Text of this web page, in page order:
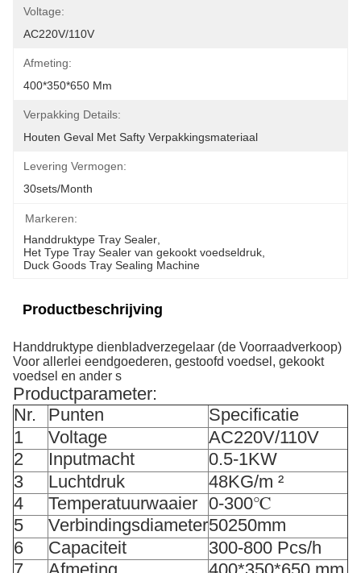
Voltage:
AC220V/110V
Afmeting:
400*350*650 Mm
Verpakking Details:
Houten Geval Met Safty Verpakkingsmateriaal
Levering Vermogen:
30sets/month
Markeren:
Handdruktype Tray Sealer
Het Type Tray Sealer van gekookt voedseldruk
Duck Goods Tray Sealing Machine
Productbeschrijving
Handdruktype dienbladverzegelaar (de Voorraadverkoop)
Voor allerlei eendgoederen, gestoofd voedsel, gekookt
voedsel en ander s
Productparameter:
Nr.
Punten
Specificatie
1
Voltage
AC220V/110V
2
Inputmacht
0.5-1KW
3
Luchtdruk
48KG/m ²
4
Temperatuurwaaier 0-300℃
5
Verbindingsdiameter50250mm
6
Capaciteit
300-800 Pcs/h